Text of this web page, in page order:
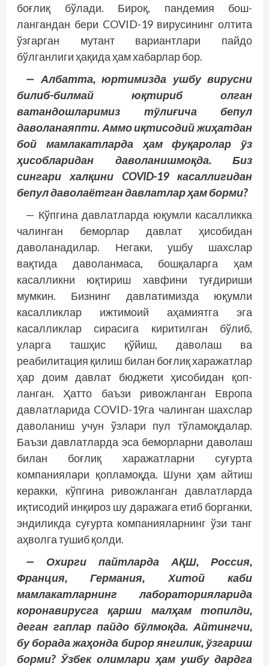
боғлиқ бўлади. Бироқ, пандемия бош­
лангандан бери COVID-19 вирусининг олтита
ўзгарган мутант вариантлари пайдо
бўлганлиги ҳақида ҳам хабарлар бор.
— Албатта, юртимизда ушбу вирусни
билиб-билмай юқтириб олган
ватандошларимиз тўлиғича бепул
даволанаяпти. Аммо иқтисодий жиҳатдан
бой мамлакатларда ҳам фуқаролар ўз
ҳисоб­ларидан даволанишмоқда. Биз
сингари халқини COVID-19 касаллигидан
бепул даволаётган давлатлар ҳам борми?
— Кўпгина давлатларда юқумли касалликка
чалинган беморлар давлат ҳисобидан
даволанадилар. Негаки, ушбу шахслар
вақтида даволанмаса, бошқаларга ҳам
касалликни юқтириш хавфини туғдириши
мумкин. Бизнинг давлатимизда юқумли
касалликлар ижтимоий аҳамиятга эга
касалликлар сирасига киритилган бўлиб,
уларга ташҳис қўйиш, даволаш ва
реабилитация қилиш билан боғлиқ харажатлар
ҳар доим давлат бюджети ҳисобидан қоп­
ланган. Ҳатто баъзи ривожланган Европа
давлатларида COVID-19га чалинган шахслар
даволаниш учун ўзлари пул тўламоқдалар.
Баъзи давлатларда эса беморларни даволаш
билан боғлиқ харажатларни суғурта
компаниялари қопламоқда. Шуни ҳам айтиш
керакки, кўпгина ривожланган давлатларда
иқтисодий инқироз шу даражага етиб борганки,
эндиликда суғурта компа­нияларнинг ўзи танг
аҳволга тушиб қолди.
— Охирги пайтларда АҚШ, Россия,
Франция, Германия, Хитой каби
мамлакатларнинг лаборато­рияларида
коронавирусга қарши малҳам топилди,
деган гаплар пайдо бўлмоқда. Айтингчи,
бу борада жаҳонда бирор янгилик, ўзгариш
борми? Ўзбек олимлари ҳам ушбу дардга